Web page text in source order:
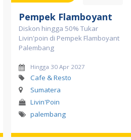
Pempek Flamboyant
Diskon hingga 50% Tukar
Livin'poin di Pempek Flamboyant
Palembang
Hingga 30 Apr 2027
Cafe & Resto
Sumatera
Livin'Poin
palembang